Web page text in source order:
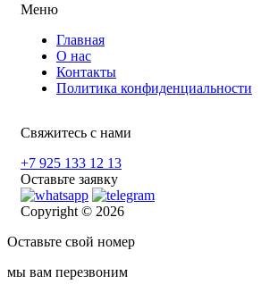
Меню
Главная
О нас
Контакты
Политика конфиденциальности
Свяжитесь с нами
+7 925 133 12 13
Оставьте заявку
Copyright © 2026
Оставьте свой номер
мы вам перезвоним